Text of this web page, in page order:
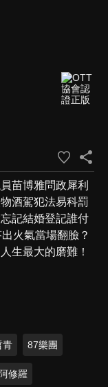
苗博雅問政犀利
酒駕犯法易科罰
記結婚登記誰付
火氣當場翻臉？
生最大的磨難！
青 87樂團
修羅